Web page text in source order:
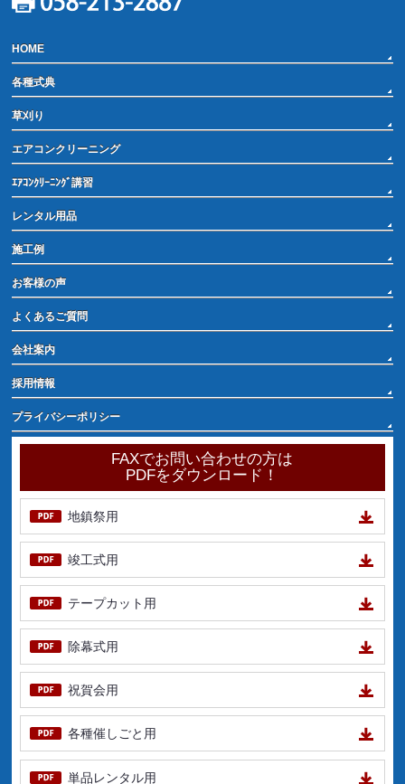
HOME
各種式典
草刈り
エアコンクリーニング
ｴｱｺﾝｸﾘｰﾆﾝｸﾞ講習
レンタル用品
施工例
お客様の声
よくあるご質問
会社案内
採用情報
プライバシーポリシー
FAXでお問い合わせの方は
PDFをダウンロード！
地鎮祭用
竣工式用
テープカット用
除幕式用
祝賀会用
各種催しごと用
単品レンタル用